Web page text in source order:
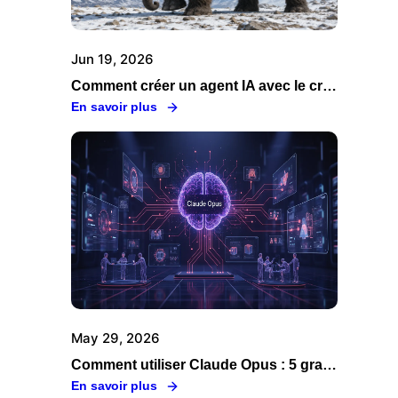
Jun 19, 2026
Comment créer un agent IA avec le créateur d'agent Swiftask
En savoir plus
May 29, 2026
Comment utiliser Claude Opus : 5 grandes raisons de passer par Swiftask
En savoir plus